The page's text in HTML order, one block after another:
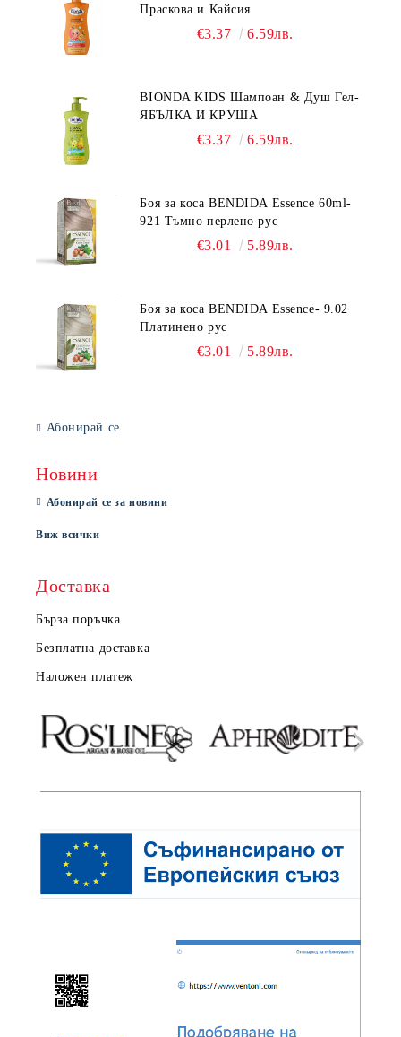
Праскова и Кайсия
€3.37 6.59лв.
BIONDA KIDS Шампоан & Душ Гел-
ЯБЪЛКА И КРУША
€3.37 6.59лв.
Боя за коса BENDIDA Essence 60ml-
921 Тъмно перлено рус
€3.01 5.89лв.
Боя за коса BENDIDA Essence- 9.02
Платинено рус
€3.01 5.89лв.
Абонирай се
Новини
Абонирай се за новини
Виж всички
Доставка
Бърза поръчка
Безплатна доставка
Наложен платеж